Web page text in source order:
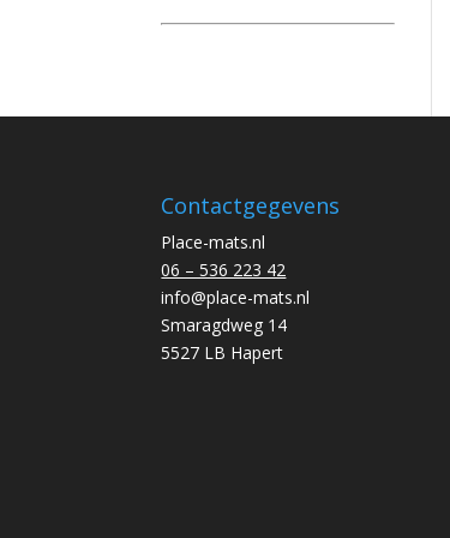
Contactgegevens
Place-mats.nl
06 – 536 223 42
info@place-mats.nl
Smaragdweg 14
5527 LB Hapert